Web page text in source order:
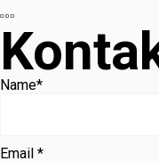
Name*
Email *